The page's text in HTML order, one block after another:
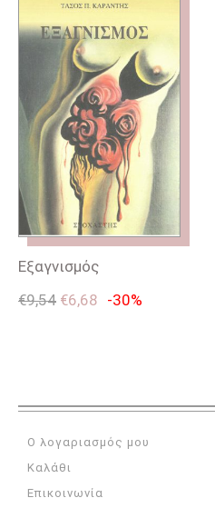
Εξαγνισμός
€9,54 €6,68 -30%
Ο λογαριασμός μου
Καλάθι
Επικοινωνία